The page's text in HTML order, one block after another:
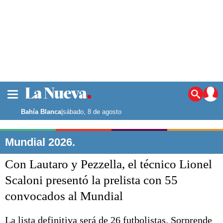
Noticias
La ciudad
Punta Alta
El mundo
Seguridad
Opinión
Escenario Olímpico
Liga del Sur
Bahía Blanca|sábado, 8 de agosto
Mundial 2026.
Con Lautaro y Pezzella, el técnico Lionel
Scaloni presentó la prelista con 55
convocados al Mundial
La lista definitiva será de 26 futbolistas. Sorprende